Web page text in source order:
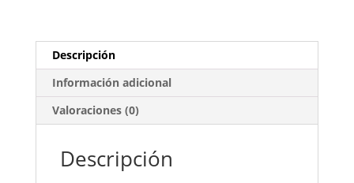
GIRATORIO/
INCLINABLE/
HASTA
8KG
CANTIDAD
Descripción
Información adicional
Valoraciones (0)
Descripción